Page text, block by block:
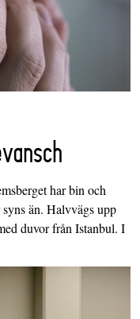
har bin och
än. Halvvägs upp
duvor från Istanbul. I